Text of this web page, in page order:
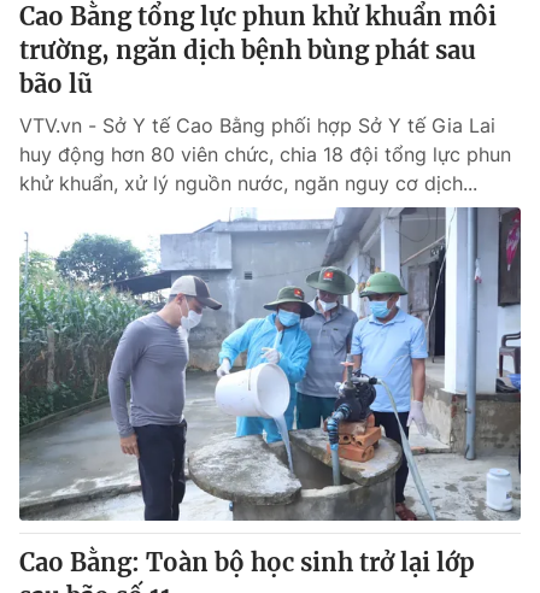
Cao Bằng tổng lực phun khử khuẩn môi
trường, ngăn dịch bệnh bùng phát sau
bão lũ
VTV.vn - Sở Y tế Cao Bằng phối hợp Sở Y tế Gia Lai
huy động hơn 80 viên chức, chia 18 đội tổng lực phun
khử khuẩn, xử lý nguồn nước, ngăn nguy cơ dịch...
Cao Bằng: Toàn bộ học sinh trở lại lớp